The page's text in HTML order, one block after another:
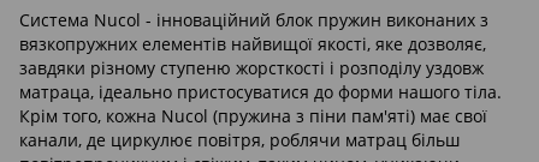
Система Nucol - інноваційний блок пружин виконаних з
вязкопружних елементів найвищої якості, яке дозволяє,
завдяки різному ступеню жорсткості і розподілу уздовж
матраца, ідеально пристосуватися до форми нашого тіла.
Крім того, кожна Nucol (пружина з піни пам'яті) має свої
канали, де циркулює повітря, роблячи матрац більш